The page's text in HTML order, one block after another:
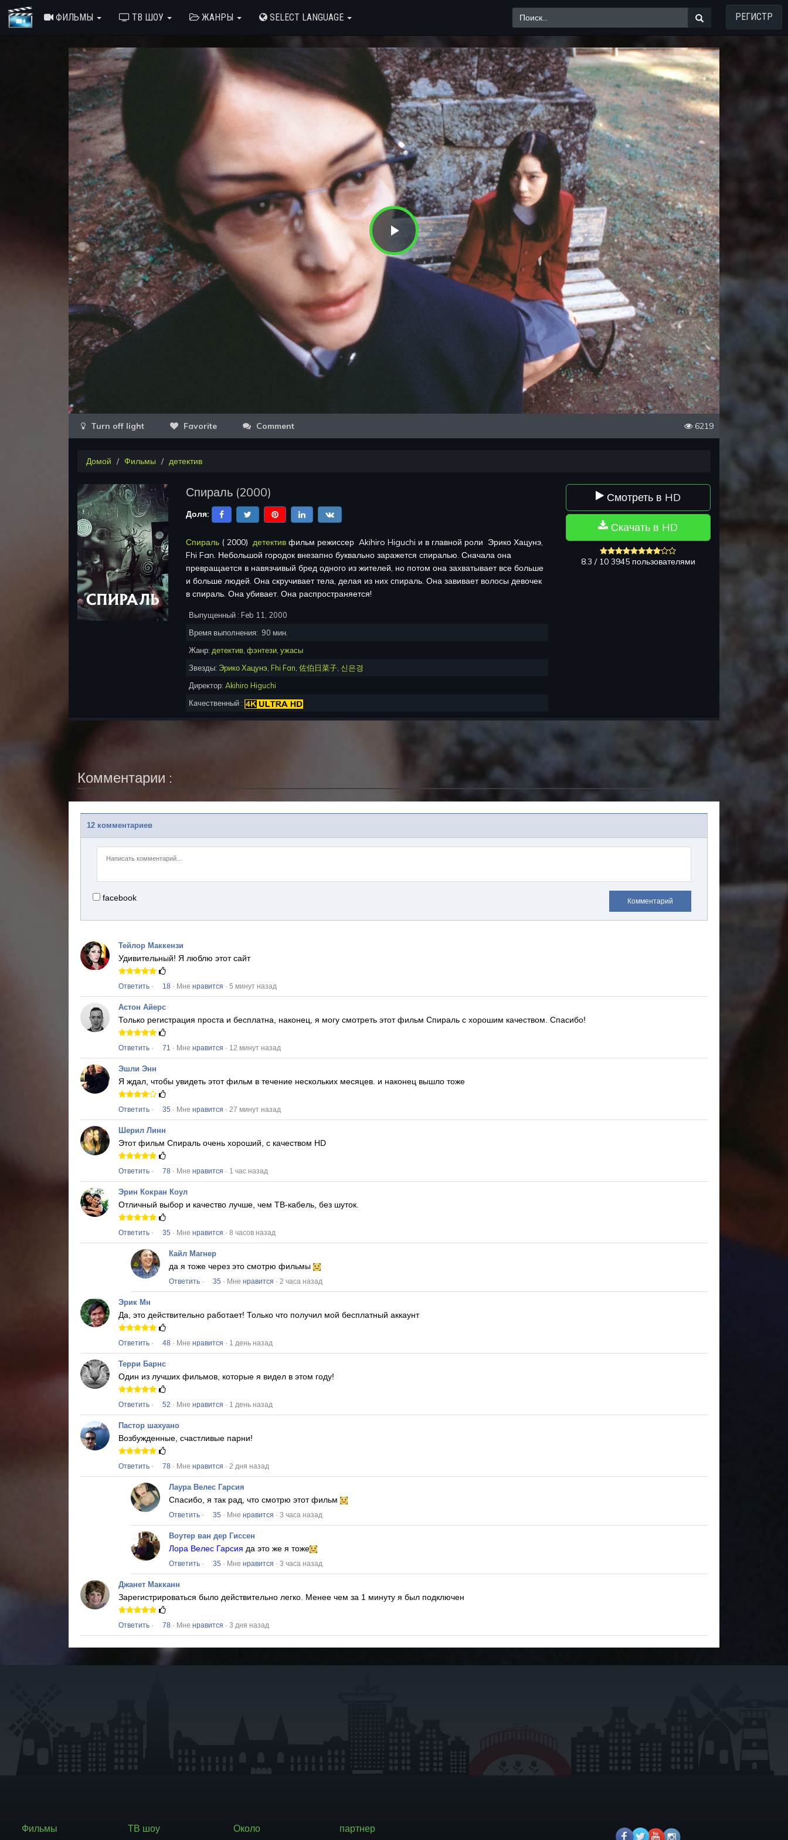
ФИЛЬМЫ ТВ ШОУ ЖАНРЫ SELECT LANGUAGE РЕГИСТР
Play
Video
Favorite Comment 6219
Домой Фильмы детектив
Спираль (2000)
Доля:
Спираль ( 2000) детектив фильм режиссер Akihiro Higuchi и в главной роли Эрико Хацунэ,
Fhi Fan. Небольшой городок внезапно буквально заражется спиралью. Сначала она
превращается в навязчивый бред одного из жителей, но потом она захватывает все больше
и больше людей. Она скручивает тела, делая из них спираль. Она завивает волосы девочек
в спираль. Она убивает. Она распространяется!
Выпущенный : Feb 11, 2000
Время выполнения: 90 мин.
Жанр: детектив, фэнтези, ужасы
Звезды: Эрико Хацунэ, Fhi Fan, 佐伯日菜子, 신은경
Директор: Akihiro Higuchi
Качественный :
Смотреть в HD
Скачать в HD
8.3 / 10 3945 пользователями
Комментарии :
12 комментариев
facebook Комментарий
Тейлор Маккензи
Удивительный! Я люблю этот сайт
Ответить · 18 · Мне нравится · 5 минут назад
Астон Айерс
Только регистрация проста и бесплатна, наконец, я могу смотреть этот фильм Спираль с хорошим качеством. Спасибо!
Ответить · 71 · Мне нравится · 12 минут назад
Эшли Энн
Я ждал, чтобы увидеть этот фильм в течение нескольких месяцев. и наконец вышло тоже
Ответить · 35 · Мне нравится · 27 минут назад
Шерил Линн
Этот фильм Спираль очень хороший, с качеством HD
Ответить · 78 · Мне нравится · 1 час назад
Эрин Кокран Коул
Отличный выбор и качество лучше, чем ТВ-кабель, без шуток.
Ответить · 35 · Мне нравится · 8 часов назад
Кайл Магнер
да я тоже через это смотрю фильмы
Ответить · 35 · Мне нравится · 2 часа назад
Эрик Мн
Да, это действительно работает! Только что получил мой бесплатный аккаунт
Ответить · 48 · Мне нравится · 1 день назад
Терри Барнс
Один из лучших фильмов, которые я видел в этом году!
Ответить · 52 · Мне нравится · 1 день назад
Пастор шахуано
Возбужденные, счастливые парни!
Ответить · 78 · Мне нравится · 2 дня назад
Лаура Велес Гарсия
Спасибо, я так рад, что смотрю этот фильм
Ответить · 35 · Мне нравится · 3 часа назад
Воутер ван дер Гиссен
Лора Велес Гарсия да это же я тоже
Ответить · 35 · Мне нравится · 3 часа назад
Джанет Макканн
Зарегистрироваться было действительно легко. Менее чем за 1 минуту я был подключен
Ответить · 78 · Мне нравится · 3 дня назад
Фильмы ТВ шоу Около партнер